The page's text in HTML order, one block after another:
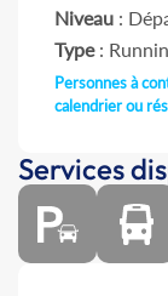
Niveau :
Type:
Personnes à
calendrier ou
Services